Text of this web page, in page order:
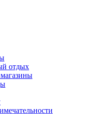
отдых